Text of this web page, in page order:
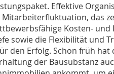
Effektive
das
Kosten-
sowie die Flexibilität und
den Erfolg. Schon früh
der Bausubstanz